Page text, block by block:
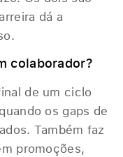
dá a
colaborador?
de um ciclo
os gaps de
Também faz
promoções,